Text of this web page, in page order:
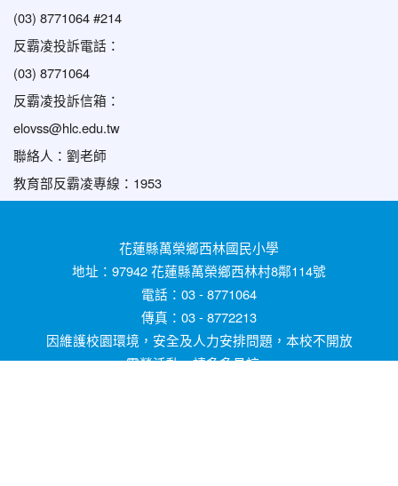
(03) 8771064 #214
反霸凌投訴電話：
(03) 8771064
反霸凌投訴信箱：
elovss@hlc.edu.tw
聯絡人：劉老師
教育部反霸凌專線：1953
花蓮縣萬榮鄉西林國民小學
地址：97942 花蓮縣萬榮鄉西林村8鄰114號
電話：03 - 8771064
傳真：03 - 8772213
因維護校園環境，安全及人力安排問題，本校不開放
露營活動，請多多見諒。